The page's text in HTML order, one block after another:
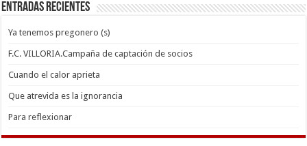
Entradas recientes
Ya tenemos pregonero (s)
F.C. VILLORIA.Campaña de captación de socios
Cuando el calor aprieta
Que atrevida es la ignorancia
Para reflexionar